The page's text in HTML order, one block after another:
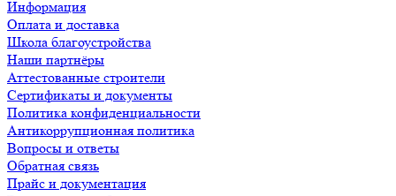
Информация
Оплата и доставка
Школа благоустройства
Наши партнёры
Аттестованные строители
Сертификаты и документы
Политика конфиденциальности
Антикоррупционная политика
Вопросы и ответы
Обратная связь
Прайс и документация